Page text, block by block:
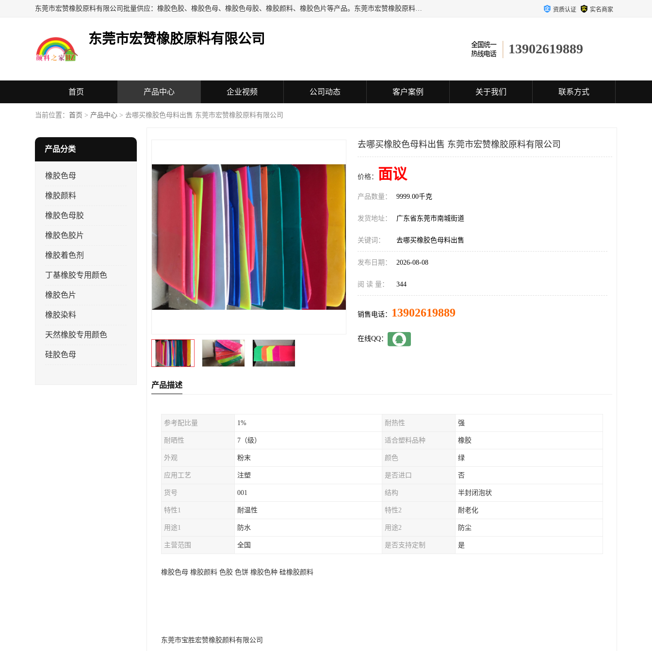
东莞市宏赞橡胶原料有限公司批量供应：橡胶色胶、橡胶色母、橡胶色母胶、橡胶颜料、橡胶色片等产品。东莞市宏赞橡胶原料有限公司经营已经十五年的历史，目前的客户群广达东南亚各国，也是目前橡胶制造密集度高的中国大陆橡胶制品工厂使用多，市场占有率高的色胶专业生产工厂。 资质认证 实名商家
东莞市宏赞橡胶原料有限公司
13902619889
首页 产品中心 企业视频 公司动态 客户案例 关于我们 联系方式
当前位置： 首页 > 产品中心 > 去哪买橡胶色母料出售 东莞市宏赞橡胶原料有限公司
产品分类
橡胶色母
橡胶颜料
橡胶色母胶
橡胶色胶片
橡胶着色剂
丁基橡胶专用颜色
橡胶色片
橡胶染料
天然橡胶专用颜色
硅胶色母
去哪买橡胶色母料出售 东莞市宏赞橡胶原料有限公司
价格： 面议
产品数量： 9999.00千克
发货地址： 广东省东莞市南城街道
关键词： 去哪买橡胶色母料出售
发布日期： 2026-08-08
阅 读 量： 344
销售电话： 13902619889
在线QQ：
产品描述
参考配比量 1% 耐热性 强
耐晒性 7（级） 适合塑料品种 橡胶
外观 粉末 颜色 绿
应用工艺 注塑 是否进口 否
货号 001 结构 半封闭泡状
特性1 耐温性 特性2 耐老化
用途1 防水 用途2 防尘
主营范围 全国 是否支持定制 是
橡胶色母 橡胶颜料 色胶 色饼 橡胶色种 硅橡胶颜料
东莞市宝胜宏赞橡胶颜料有限公司